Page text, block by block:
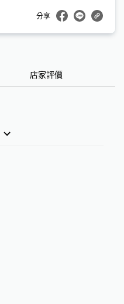
分享
店家評價